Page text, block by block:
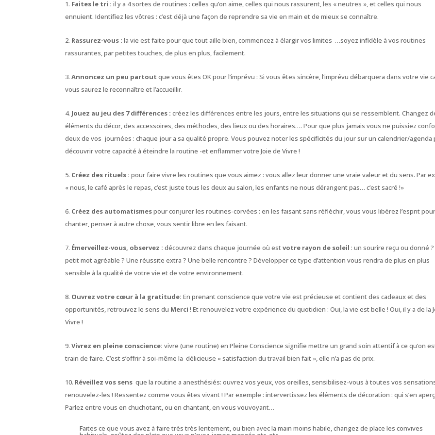
Faites le tri : il y a 4 sortes de routines : celles qu’on aime, celles qui nous rassurent, les « neutres », et celles qui nous
ennuient. Identifiez les vôtres : c’est déjà une façon de reprendre sa vie en main et de mieux se connaître.
Rassurez-vous : la vie est faite pour que tout aille bien, commencez à élargir vos limites …soyez infidèle à vos routines
rassurantes, par petites touches, de plus en plus, facilement.
Annoncez un peu partout que vous êtes OK pour l’imprévu : Si vous êtes sincère, l’imprévu débarquera dans votre vie
vous saurez le reconnaître et l’accueillir.
Jouez au jeu des 7 différences :créez les différences entre les jours, entre les situations qui se ressemblent. Changez
éléments du décor, des accessoires, des méthodes, des lieux ou des horaires…. Pour que plus jamais vous ne puissiez
deux de vos journées : chaque jour a sa qualité propre. Vous pouvez noter les spécificités du jour sur un calendrier/agenda
découvrir votre capacité à éteindre la routine -et enflammer votre Joie de Vivre !
Créez des rituels : pour faire vivre les routines que vous aimez : vous allez leur donner une vraie valeur et du sens. Par
«nous, le café après le repas, c’est juste tous les deux au salon, les enfants ne nous dérangent pas… c’est sacré !»
Créez des automatismespour conjurer les routines-corvées : en les faisant sans réfléchir, vous vous libérez l’esprit pour
chanter, penser à autre chose, vous sentir libre en les faisant.
Émerveillez-vous, observez :découvrez dans chaque journée où estvotre rayon de soleil : un sourire reçu ou donné
petit mot agréable ? Une réussite extra ? Une belle rencontre ? Développer ce type d’attention vous rendra de plus en plus
sensible à la qualité de votre vie et de votre environnement.
Ouvrez votre cœur à la gratitude: En prenant conscience que votre vie est précieuse et contient des cadeaux et des
opportunités, retrouvez le sens du Merci ! Et renouvelez votre expérience du quotidien : Oui, la vie est belle ! Oui, il y a de la
Vivre !
Vivrez en pleine conscience:vivre (une routine) enPleine Conscience signifie mettre un grand soin attentif à ce qu’on
train de faire. C’est s’offrir à soi-même la délicieuse «satisfaction du travail bien fait », elle n’a pas de prix.
Réveillez vos sens que la routine a anesthésiés: ouvrez vos yeux, vos oreilles, sensibilisez-vous à toutes vos
renouvelez-les ! Ressentez comme vous êtes vivant ! Par exemple : intervertissez les éléments de décoration : qui s’en
Parlez entre vous en chuchotant, ou en chantant, en vous vouvoyant…
Faites ce que vous avez à faire très très lentement, ou bien avec la main moins habile, changez de place les convives